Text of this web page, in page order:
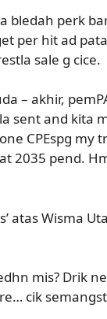
bledah perk
per hit ad
sale g cice.
– akhir,
sent and kita
CPEspg
2035 pend.
atas Wisma
mis? Drik
cik